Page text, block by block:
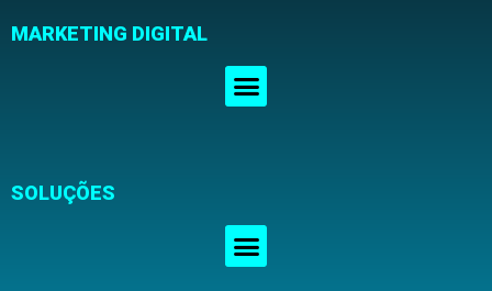
MARKETING DIGITAL
SOLUÇÕES